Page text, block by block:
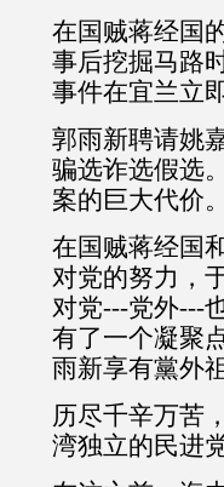
在国贼蒋经国
事后挖掘马路
事件在宜兰立
郭雨新聘请姚
骗选诈选假选
案的巨大代价。
在国贼蒋经国
对党的努力，
对党---党外---
有了一个凝聚
雨新享有黨外
历尽千辛万苦
湾独立的民进